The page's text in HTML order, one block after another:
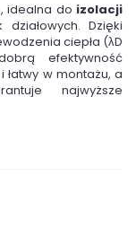
idealna do izolacji
Dzięki
ciepła (λD
efektywność
łatwy w montażu, a
najwyższe